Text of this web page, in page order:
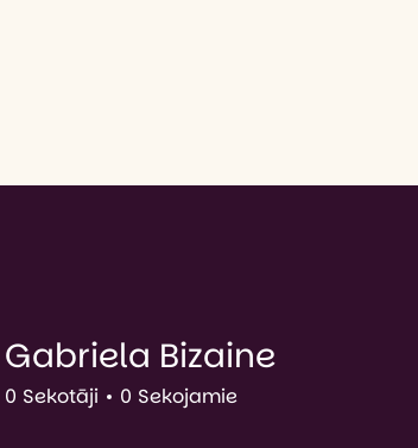
Bizaine
Gabriela Bizaine
0 Sekotāji 0 Sekojamie